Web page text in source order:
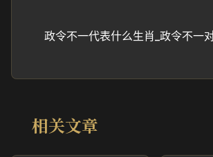
政令不一代表什么生肖_政令不一
相关文章